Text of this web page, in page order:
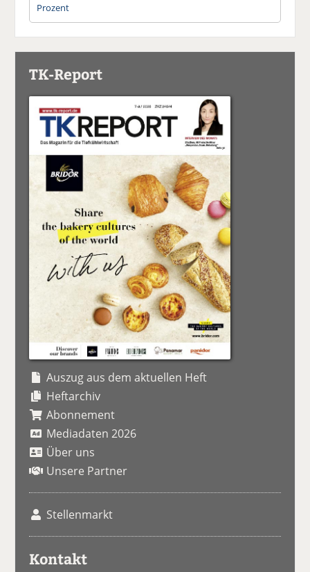
Prozent
TK-Report
Auszug aus dem aktuellen Heft
Heftarchiv
Abonnement
Mediadaten 2026
Über uns
Unsere Partner
Stellenmarkt
Kontakt